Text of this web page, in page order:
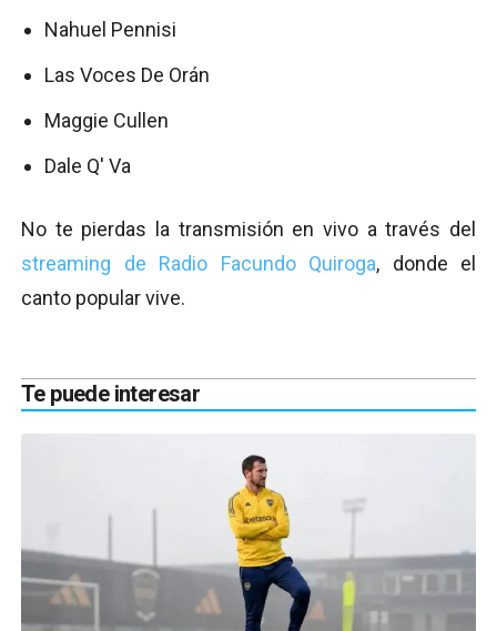
Nahuel Pennisi
Las Voces De Orán
Maggie Cullen
Dale Q' Va
No te pierdas la transmisión en vivo a través del
streaming de Radio Facundo Quiroga, donde el
canto popular vive.
Te puede interesar